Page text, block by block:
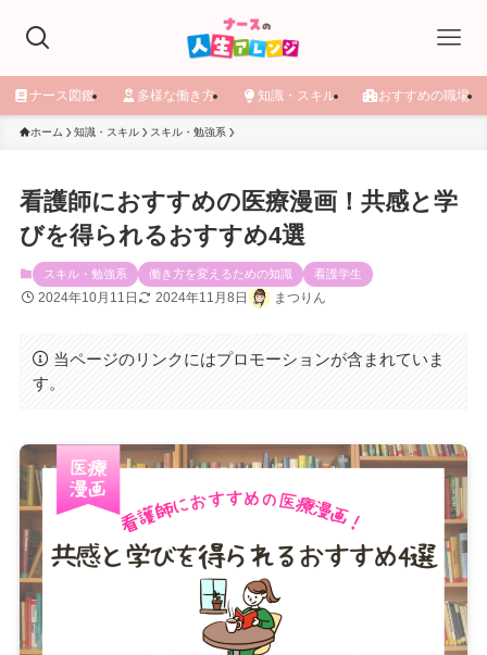
ナース図鑑 多様な働き方 知識・スキル おすすめの職場
ホーム 知識・スキル スキル・勉強系
看護師におすすめの医療漫画！共感と学
びを得られるおすすめ4選
スキル・勉強系 働き方を変えるための知識 看護学生
2024年10月11日 2024年11月8日 まつりん
当ページのリンクにはプロモーションが含まれていま
す。